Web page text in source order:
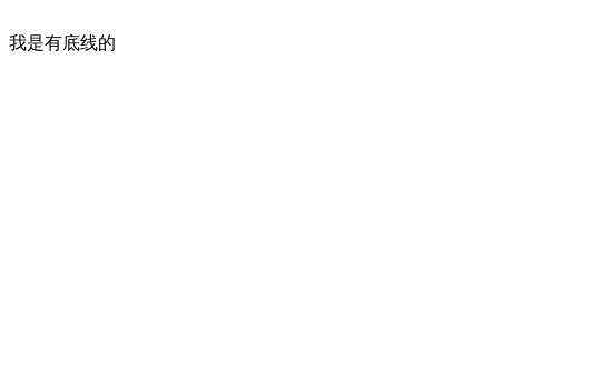
我是有底线的